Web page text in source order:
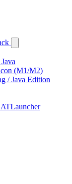
(M1/M2)
/ Java Edition